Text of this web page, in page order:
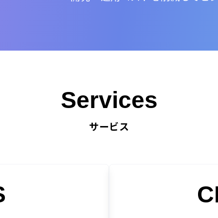
Services
サービス